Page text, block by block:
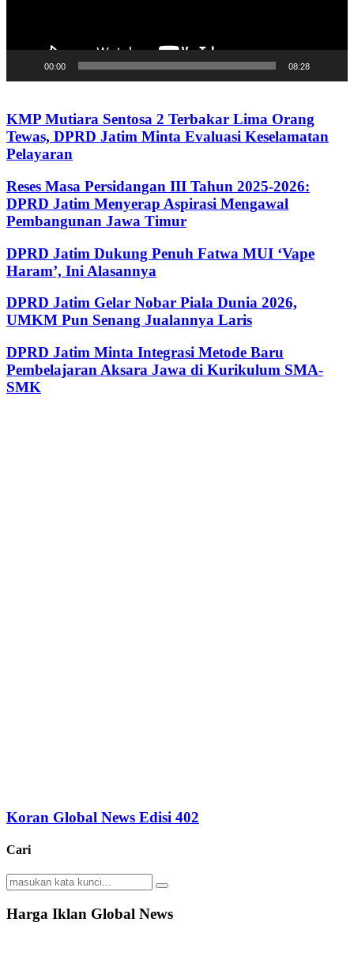
00:00 08:28
KMP Mutiara Sentosa 2 Terbakar Lima Orang
Tewas, DPRD Jatim Minta Evaluasi Keselamatan
Pelayaran
Reses Masa Persidangan III Tahun 2025-2026:
DPRD Jatim Menyerap Aspirasi Mengawal
Pembangunan Jawa Timur
DPRD Jatim Dukung Penuh Fatwa MUI ‘Vape
Haram’, Ini Alasannya
DPRD Jatim Gelar Nobar Piala Dunia 2026,
UMKM Pun Senang Jualannya Laris
DPRD Jatim Minta Integrasi Metode Baru
Pembelajaran Aksara Jawa di Kurikulum SMA-
SMK
Koran Global News Edisi 402
Cari
Search
for:
Search
Harga Iklan Global News